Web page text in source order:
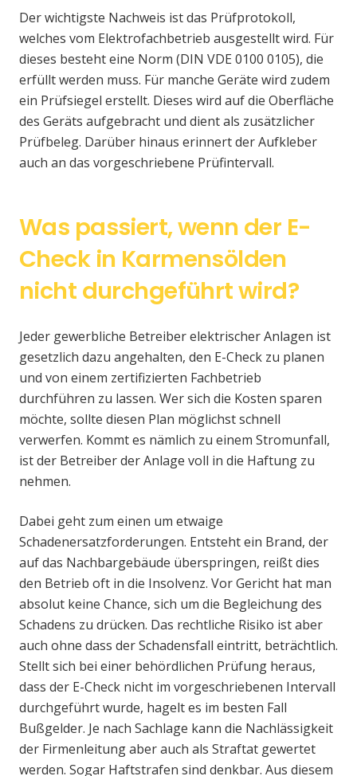
Der wichtigste Nachweis ist das Prüfprotokoll,
welches vom Elektrofachbetrieb ausgestellt wird. Für
dieses besteht eine Norm (DIN VDE 0100 0105), die
erfüllt werden muss. Für manche Geräte wird zudem
ein Prüfsiegel erstellt. Dieses wird auf die Oberfläche
des Geräts aufgebracht und dient als zusätzlicher
Prüfbeleg. Darüber hinaus erinnert der Aufkleber
auch an das vorgeschriebene Prüfintervall.
Was passiert, wenn der E-
Check in Karmensölden
nicht durchgeführt wird?
Jeder gewerbliche Betreiber elektrischer Anlagen ist
gesetzlich dazu angehalten, den E-Check zu planen
und von einem zertifizierten Fachbetrieb
durchführen zu lassen. Wer sich die Kosten sparen
möchte, sollte diesen Plan möglichst schnell
verwerfen. Kommt es nämlich zu einem Stromunfall,
ist der Betreiber der Anlage voll in die Haftung zu
nehmen.
Dabei geht zum einen um etwaige
Schadenersatzforderungen. Entsteht ein Brand, der
auf das Nachbargebäude überspringen, reißt dies
den Betrieb oft in die Insolvenz. Vor Gericht hat man
absolut keine Chance, sich um die Begleichung des
Schadens zu drücken. Das rechtliche Risiko ist aber
auch ohne dass der Schadensfall eintritt, beträchtlich.
Stellt sich bei einer behördlichen Prüfung heraus,
dass der E-Check nicht im vorgeschriebenen Intervall
durchgeführt wurde, hagelt es im besten Fall
Bußgelder. Je nach Sachlage kann die Nachlässigkeit
der Firmenleitung aber auch als Straftat gewertet
werden. Sogar Haftstrafen sind denkbar. Aus diesem